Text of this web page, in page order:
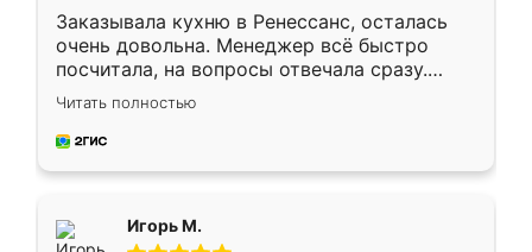
Заказывала кухню в Ренессанс, осталась
очень довольна. Менеджер всё быстро
посчитала, на вопросы отвечала сразу.
Замерщик приехал в субботу, подошёл к
делу со всей ответственностью. Собрали
за день, ребята работали аккуратно, даже
Читать полностью
Игорь М.